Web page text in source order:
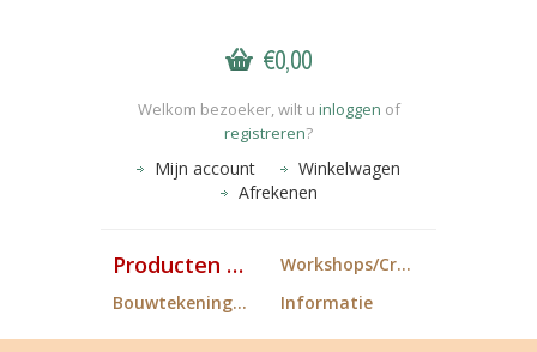
€0,00
Welkom bezoeker, wilt u inloggen of
registreren?
Mijn account
Winkelwagen
Afrekenen
Producten FiB
Workshops/Cropdagen
Bouwtekeningen
Informatie